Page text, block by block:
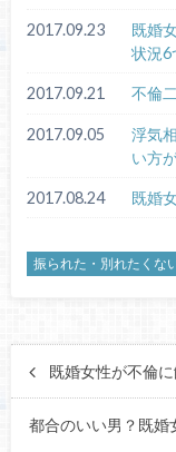
2017.09.23
既婚
状況6
2017.09.21 不倫
2017.09.05
浮気
い方
2017.08.24 既婚
振られた・別れたくな
既婚女性が不倫
都合のいい男？既婚